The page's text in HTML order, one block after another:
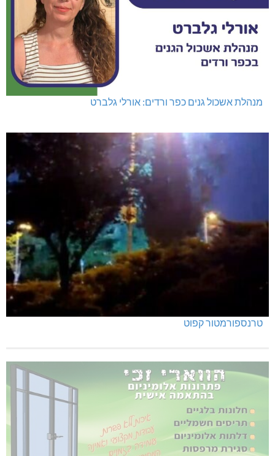
מנהלת אשכול גנים כפר ורדים: אורלי גלברט
טרנספורמטור קפוט